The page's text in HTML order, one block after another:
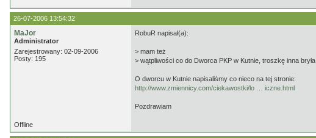
26-07-2006 13:54:32
MaJor
Administrator
Zarejestrowany: 02-09-2006
Posty: 195
RobuR napisał(a):
> mam też
> wątpliwości co do Dworca PKP w Kutnie, troszkę inna bryła.
O dworcu w Kutnie napisaliśmy co nieco na tej stronie:
http://www.zmiennicy.com/ciekawostki/lo … iczne.html
Pozdrawiam
Offline